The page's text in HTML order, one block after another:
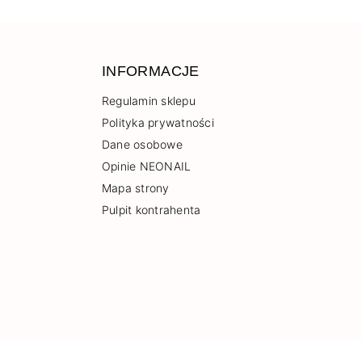
INFORMACJE
Regulamin sklepu
Polityka prywatności
Dane osobowe
Opinie NEONAIL
Mapa strony
Pulpit kontrahenta